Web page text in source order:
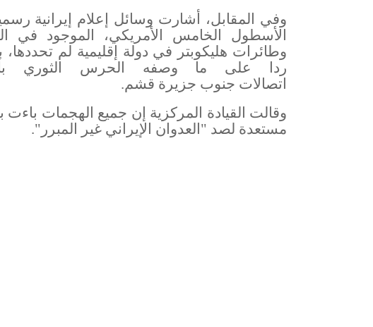
وفي المقابل، أشارت وسائل إعلام إيرانية
الأسطول الخامس الأمريكي، الموجود في
وطائرات هليكوبتر في دولة إقليمية لم
ردا على ما وصفه الحرس الثوري
اتصالات جنوب جزيرة قشم.
وقالت القيادة المركزية إن جميع الهجمات باءت
مستعدة لصد "العدوان الإيراني غير المبرر ".